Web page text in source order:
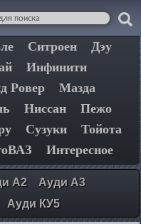
Ситроен
Дэу
Инфинити
Ровер
Мазда
Ниссан
Пежо
Сузуки
Тойота
Интересное
А2
Ауди А3
Ауди КУ5